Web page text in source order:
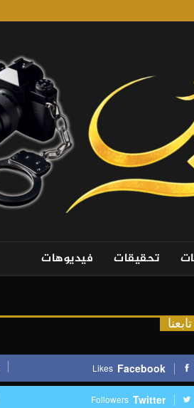
تحقيقات فيديوهات
تابعنا
Facebook
Likes
Twitter
Followers